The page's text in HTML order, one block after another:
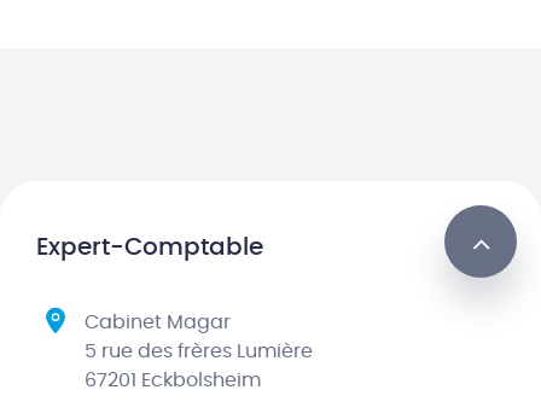
Expert-Comptable
Cabinet Magar
5 rue des frères Lumière
67201 Eckbolsheim